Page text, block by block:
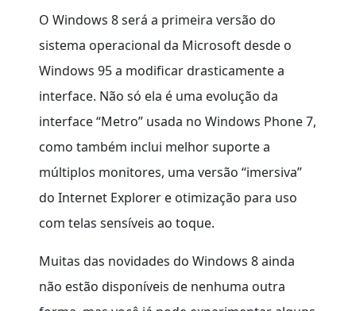
O Windows 8 será a primeira versão do
sistema operacional da Microsoft desde o
Windows 95 a modificar drasticamente a
interface. Não só ela é uma evolução da
interface “Metro” usada no Windows Phone 7,
como também inclui melhor suporte a
múltiplos monitores, uma versão “imersiva”
do Internet Explorer e otimização para uso
com telas sensíveis ao toque.
Muitas das novidades do Windows 8 ainda
não estão disponíveis de nenhuma outra